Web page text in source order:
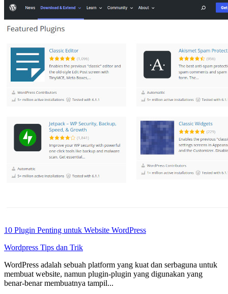
10 Plugin Penting untuk Website WordPress
Wordpress Tips dan Trik
WordPress adalah sebuah platform yang kuat dan serbaguna untuk
membuat website, namun plugin-plugin yang digunakan yang
benar-benar membuatnya tampil...